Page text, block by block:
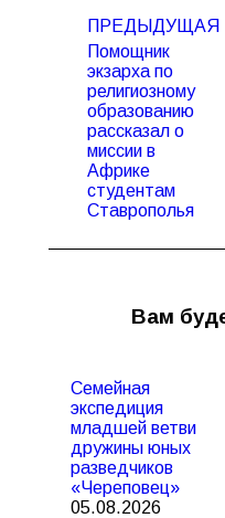
записям
ПРЕДЫДУЩАЯ
Предыдущая
запись:
Помощник
экзарха по
религиозному
образованию
рассказал о
миссии в
Африке
студентам
Ставрополья
Вам
Семейная
экспедиция
младшей ветви
дружины юных
разведчиков
«Череповец»
05.08.2026